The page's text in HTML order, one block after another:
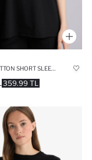
359.99 TL